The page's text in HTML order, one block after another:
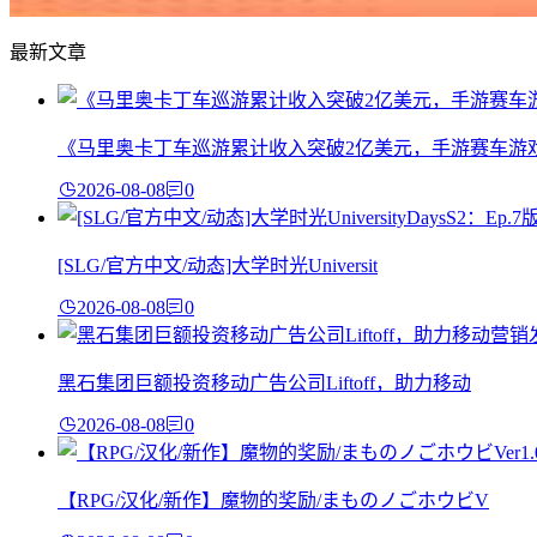
最新文章
《马里奥卡丁车巡游累计收入突破2亿美元，手游赛车游
2026-08-08 0
[SLG/官方中文/动态]大学时光Universit
2026-08-08 0
黑石集团巨额投资移动广告公司Liftoff，助力移动
2026-08-08 0
【RPG/汉化/新作】魔物的奖励/まものノごホウビV